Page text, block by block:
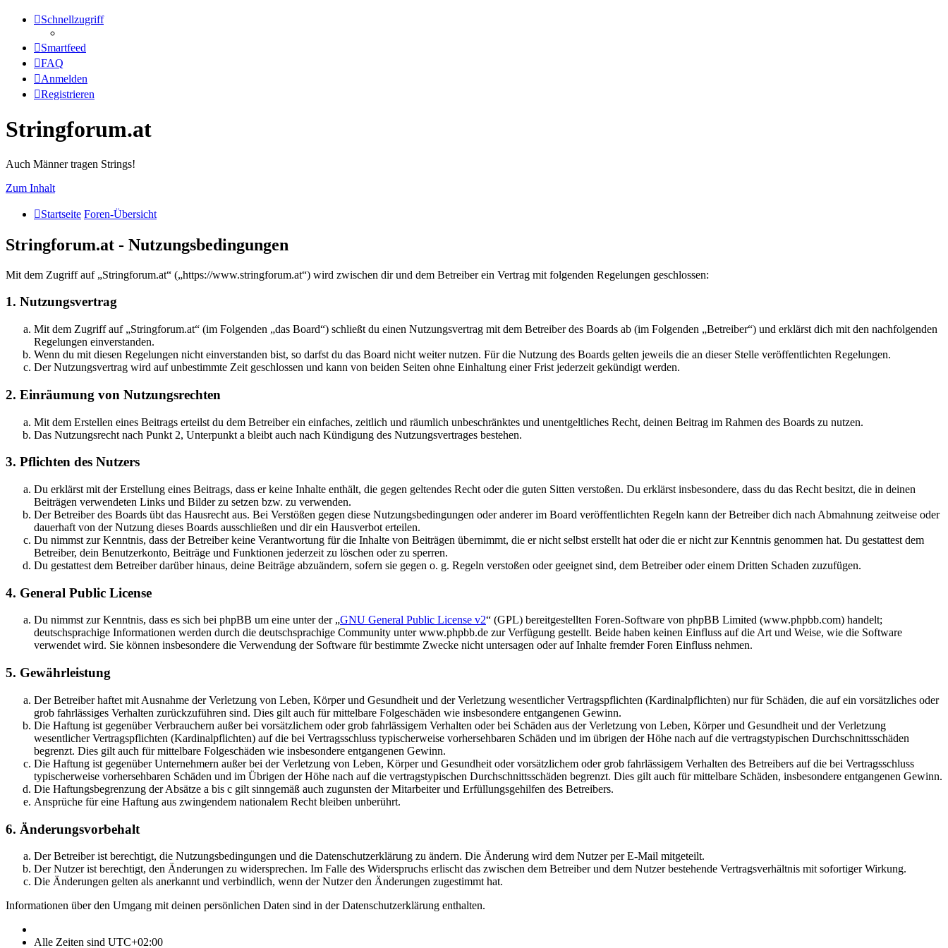
Schnellzugriff
Smartfeed
FAQ
Anmelden
Registrieren
Stringforum.at
Auch Männer tragen Strings!
Zum Inhalt
Startseite Foren-Übersicht
Stringforum.at - Nutzungsbedingungen
Mit dem Zugriff auf „Stringforum.at“ („https://www.stringforum.at“) wird zwischen dir und dem Betreiber ein Vertrag mit folgenden Regelungen geschlossen:
1. Nutzungsvertrag
Mit dem Zugriff auf „Stringforum.at“ (im Folgenden „das Board“) schließt du einen Nutzungsvertrag mit dem Betreiber des Boards ab (im Folgenden „Betreiber“) und erklärst dich mit den nachfolgenden
Regelungen einverstanden.
Wenn du mit diesen Regelungen nicht einverstanden bist, so darfst du das Board nicht weiter nutzen. Für die Nutzung des Boards gelten jeweils die an dieser Stelle veröffentlichten Regelungen.
Der Nutzungsvertrag wird auf unbestimmte Zeit geschlossen und kann von beiden Seiten ohne Einhaltung einer Frist jederzeit gekündigt werden.
2. Einräumung von Nutzungsrechten
Mit dem Erstellen eines Beitrags erteilst du dem Betreiber ein einfaches, zeitlich und räumlich unbeschränktes und unentgeltliches Recht, deinen Beitrag im Rahmen des Boards zu nutzen.
Das Nutzungsrecht nach Punkt 2, Unterpunkt a bleibt auch nach Kündigung des Nutzungsvertrages bestehen.
3. Pflichten des Nutzers
Du erklärst mit der Erstellung eines Beitrags, dass er keine Inhalte enthält, die gegen geltendes Recht oder die guten Sitten verstoßen. Du erklärst insbesondere, dass du das Recht besitzt, die in deinen
Beiträgen verwendeten Links und Bilder zu setzen bzw. zu verwenden.
Der Betreiber des Boards übt das Hausrecht aus. Bei Verstößen gegen diese Nutzungsbedingungen oder anderer im Board veröffentlichten Regeln kann der Betreiber dich nach Abmahnung zeitweise oder
dauerhaft von der Nutzung dieses Boards ausschließen und dir ein Hausverbot erteilen.
Du nimmst zur Kenntnis, dass der Betreiber keine Verantwortung für die Inhalte von Beiträgen übernimmt, die er nicht selbst erstellt hat oder die er nicht zur Kenntnis genommen hat. Du gestattest dem
Betreiber, dein Benutzerkonto, Beiträge und Funktionen jederzeit zu löschen oder zu sperren.
Du gestattest dem Betreiber darüber hinaus, deine Beiträge abzuändern, sofern sie gegen o. g. Regeln verstoßen oder geeignet sind, dem Betreiber oder einem Dritten Schaden zuzufügen.
4. General Public License
Du nimmst zur Kenntnis, dass es sich bei phpBB um eine unter der „GNU General Public License v2“ (GPL) bereitgestellten Foren-Software von phpBB Limited (www.phpbb.com) handelt;
deutschsprachige Informationen werden durch die deutschsprachige Community unter www.phpbb.de zur Verfügung gestellt. Beide haben keinen Einfluss auf die Art und Weise, wie die Software
verwendet wird. Sie können insbesondere die Verwendung der Software für bestimmte Zwecke nicht untersagen oder auf Inhalte fremder Foren Einfluss nehmen.
5. Gewährleistung
Der Betreiber haftet mit Ausnahme der Verletzung von Leben, Körper und Gesundheit und der Verletzung wesentlicher Vertragspflichten (Kardinalpflichten) nur für Schäden, die auf ein vorsätzliches oder
grob fahrlässiges Verhalten zurückzuführen sind. Dies gilt auch für mittelbare Folgeschäden wie insbesondere entgangenen Gewinn.
Die Haftung ist gegenüber Verbrauchern außer bei vorsätzlichem oder grob fahrlässigem Verhalten oder bei Schäden aus der Verletzung von Leben, Körper und Gesundheit und der Verletzung
wesentlicher Vertragspflichten (Kardinalpflichten) auf die bei Vertragsschluss typischerweise vorhersehbaren Schäden und im übrigen der Höhe nach auf die vertragstypischen Durchschnittsschäden
begrenzt. Dies gilt auch für mittelbare Folgeschäden wie insbesondere entgangenen Gewinn.
Die Haftung ist gegenüber Unternehmern außer bei der Verletzung von Leben, Körper und Gesundheit oder vorsätzlichem oder grob fahrlässigem Verhalten des Betreibers auf die bei Vertragsschluss
typischerweise vorhersehbaren Schäden und im Übrigen der Höhe nach auf die vertragstypischen Durchschnittsschäden begrenzt. Dies gilt auch für mittelbare Schäden, insbesondere entgangenen Gewinn.
Die Haftungsbegrenzung der Absätze a bis c gilt sinngemäß auch zugunsten der Mitarbeiter und Erfüllungsgehilfen des Betreibers.
Ansprüche für eine Haftung aus zwingendem nationalem Recht bleiben unberührt.
6. Änderungsvorbehalt
Der Betreiber ist berechtigt, die Nutzungsbedingungen und die Datenschutzerklärung zu ändern. Die Änderung wird dem Nutzer per E-Mail mitgeteilt.
Der Nutzer ist berechtigt, den Änderungen zu widersprechen. Im Falle des Widerspruchs erlischt das zwischen dem Betreiber und dem Nutzer bestehende Vertragsverhältnis mit sofortiger Wirkung.
Die Änderungen gelten als anerkannt und verbindlich, wenn der Nutzer den Änderungen zugestimmt hat.
Informationen über den Umgang mit deinen persönlichen Daten sind in der Datenschutzerklärung enthalten.
Alle Zeiten sind UTC+02:00